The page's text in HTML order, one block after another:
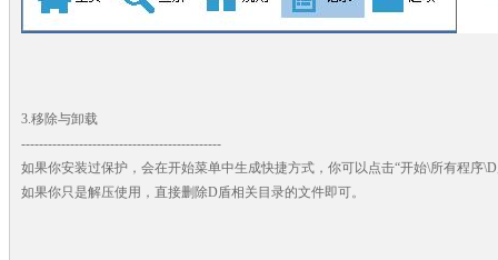
3.移除与卸载
---------------------------------------------
如果你安装过保护，会在开始菜单中生成快捷方式，你可以点击“开始\所有程序
如果你只是解压使用，直接删除D盾相关目录的文件即可。